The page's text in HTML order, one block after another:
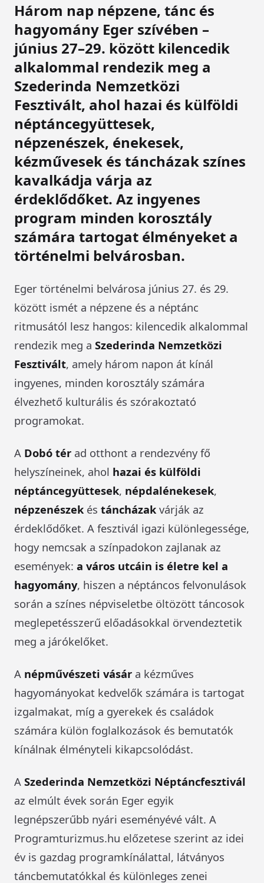
Három nap népzene, tánc és
hagyomány Eger szívében –
június 27–29. között kilencedik
alkalommal rendezik meg a
Szederinda Nemzetközi
Fesztivált, ahol hazai és külföldi
néptáncegyüttesek,
népzenészek, énekesek,
kézművesek és táncházak színes
kavalkádja várja az
érdeklődőket. Az ingyenes
program minden korosztály
számára tartogat élményeket a
történelmi belvárosban.
Eger történelmi belvárosa június 27. és 29.
között ismét a népzene és a néptánc
ritmusától lesz hangos: kilencedik alkalommal
rendezik meg a Szederinda Nemzetközi
Fesztivált, amely három napon át kínál
ingyenes, minden korosztály számára
élvezhető kulturális és szórakoztató
programokat.
A Dobó tér ad otthont a rendezvény fő
helyszíneinek, ahol hazai és külföldi
néptáncegyüttesek, népdalénekesek,
népzenészek és táncházak várják az
érdeklődőket. A fesztivál igazi különlegessége,
hogy nemcsak a színpadokon zajlanak az
események: a város utcáin is életre kel a
hagyomány, hiszen a néptáncos felvonulások
során a színes népviseletbe öltözött táncosok
meglepetésszerű előadásokkal örvendeztetik
meg a járókelőket.
A népművészeti vásár a kézműves
hagyományokat kedvelők számára is tartogat
izgalmakat, míg a gyerekek és családok
számára külön foglalkozások és bemutatók
kínálnak élményteli kikapcsolódást.
A Szederinda Nemzetközi Néptáncfesztivál
az elmúlt évek során Eger egyik
legnépszerűbb nyári eseményévé vált. A
Programturizmus.hu előzetese szerint az idei
év is gazdag programkínálattal, látványos
táncbemutatókkal és különleges zenei